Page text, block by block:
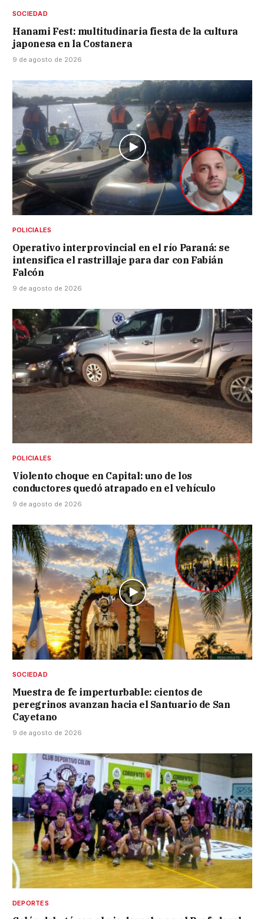
SOCIEDAD
Hanami Fest: multitudinaria fiesta de la cultura
japonesa en la Costanera
9 de agosto de 2026
POLICIALES
Operativo interprovincial en el río Paraná: se
intensifica el rastrillaje para dar con Fabián
Falcón
9 de agosto de 2026
POLICIALES
Violento choque en Capital: uno de los
conductores quedó atrapado en el vehículo
9 de agosto de 2026
SOCIEDAD
Muestra de fe imperturbable: cientos de
peregrinos avanzan hacia el Santuario de San
Cayetano
9 de agosto de 2026
DEPORTES